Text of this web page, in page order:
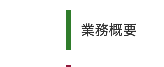
業務概要